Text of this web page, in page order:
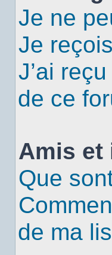
Je ne
Je
J’ai
de ce
Amis et
Que
de ma